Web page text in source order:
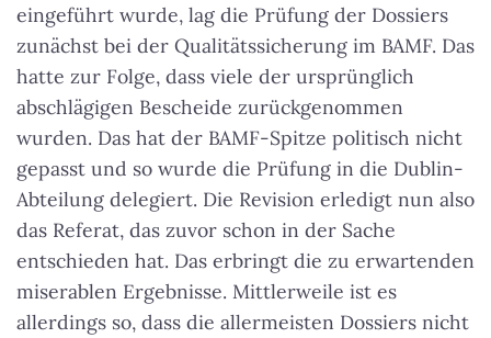
eingeführt wurde, lag die Prüfung der Dossiers
zunächst bei der Qualitätssicherung im BAMF. Das
hatte zur Folge, dass viele der ursprünglich
abschlägigen Bescheide zurückgenommen
wurden. Das hat der BAMF-Spitze politisch nicht
gepasst und so wurde die Prüfung in die Dublin-
Abteilung delegiert. Die Revision erledigt nun also
das Referat, das zuvor schon in der Sache
entschieden hat. Das erbringt die zu erwartenden
miserablen Ergebnisse. Mittlerweile ist es
allerdings so, dass die allermeisten Dossiers nicht